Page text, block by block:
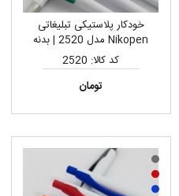
خودکار پلاستیکی تبلیغاتی
Nikopen مدل 2520 | بدنه
سفید، قیمت اقتصادی، مناسب
چاپ تامپو و لیزری لوگو
کد کالا: 2520
تومان